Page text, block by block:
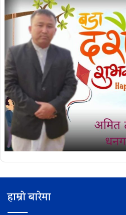
हाम्रो बारेमा